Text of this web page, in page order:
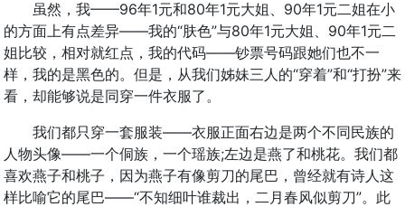
虽然，我——96年1元和80年1元大姐、90年1元二姐在小
的方面上有点差异——我的“肤色”与80年1元大姐、90年1元二
姐比较，相对就红点，我的代码——钞票号码跟她们也不一
样，我的是黑色的。但是，从我们姊妹三人的“穿着”和“打扮”来
看，却能够说是同穿一件衣服了。
我们都只穿一套服装——衣服正面右边是两个不同民族的
人物头像——一个侗族，一个瑶族;左边是燕了和桃花。我们都
喜欢燕子和桃子，因为燕子有像剪刀的尾巴，曾经就有诗人这
样比喻它的尾巴——“不知细叶谁裁出，二月春风似剪刀”。此